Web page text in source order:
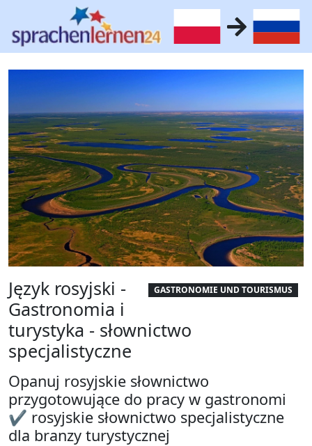
GASTRONOMIE UND TOURISMUS
Język rosyjski -
Gastronomia i
turystyka - słownictwo
specjalistyczne
Opanuj rosyjskie słownictwo
przygotowujące do pracy w gastronomi
✔ rosyjskie słownictwo specjalistyczne
dla branzy turystycznej